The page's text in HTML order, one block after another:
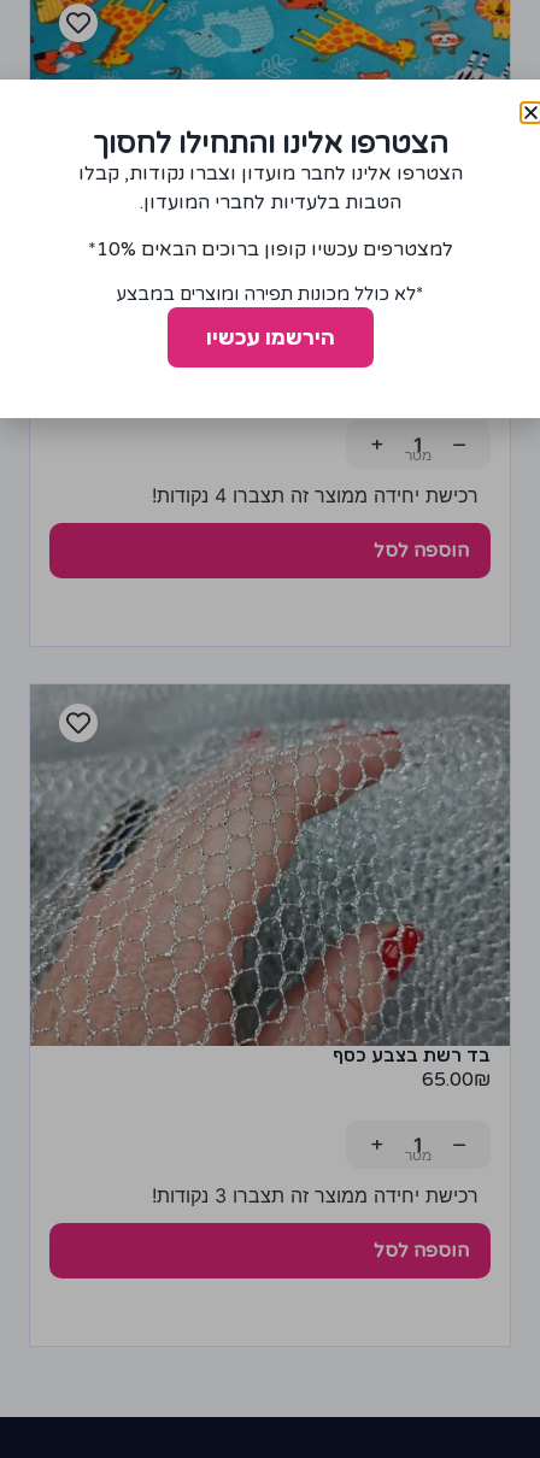
בד פלנל דגם גן חיות
−
+
רכישת יחידה ממוצר זה תצברו 4 נקודות!
הוספה לסל
בד רשת בצבע כסף
65.00₪
−
+
רכישת יחידה ממוצר זה תצברו 3 נקודות!
הוספה לסל
הצטרפו אלינו והתחילו לחסוך
הצטרפו אלינו לחבר מועדון וצברו נקודות, קבלו
הטבות בלעדיות לחברי המועדון.
למצטרפים עכשיו קופון ברוכים הבאים 10%*
*לא כולל מכונות תפירה ומוצרים במבצע
הירשמו עכשיו